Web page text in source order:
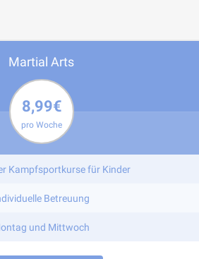
Martial Arts
8,99€
pro Woche
Kampfsportkurse für Kinder
Betreuung
und Mittwoch